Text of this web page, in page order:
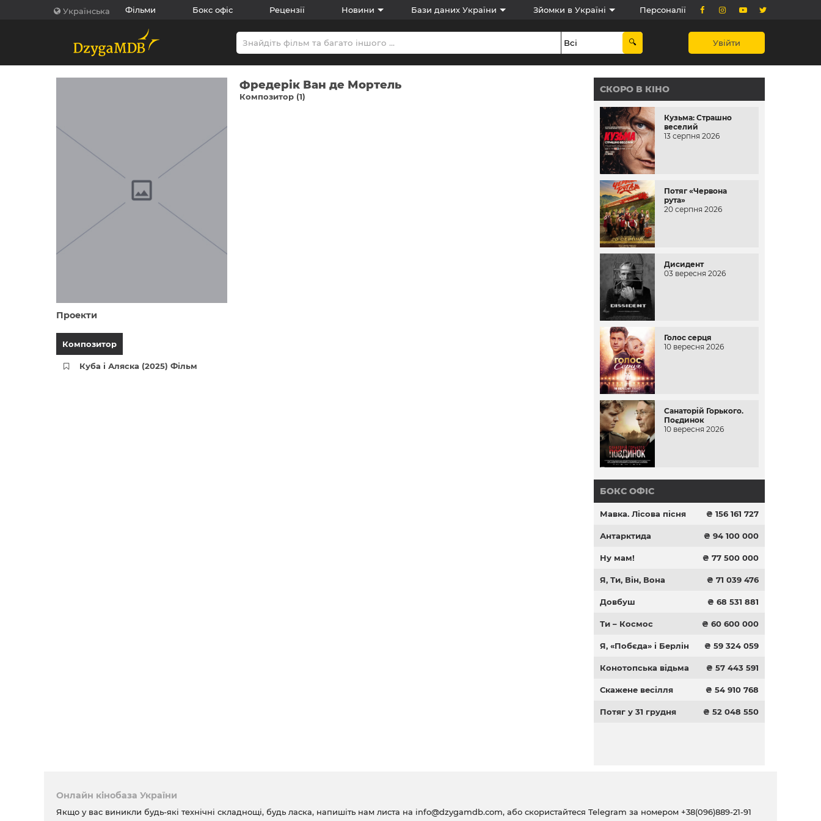
Українська Фільми Бокс офіс Рецензії Новини Бази даних України Зйомки в Україні Персоналії
Увійти
Фредерік Ван де Мортель
Композитор (1)
Проекти
Композитор
Куба і Аляска (2025) Фільм
СКОРО В КІНО
Кузьма: Страшно
веселий
13 серпня 2026
Потяг «Червона
рута»
20 серпня 2026
Дисидент
03 вересня 2026
Голос серця
10 вересня 2026
Санаторій Горького.
Поєдинок
10 вересня 2026
БОКС ОФІС
Мавка. Лісова пісня ₴ 156 161 727
Антарктида ₴ 94 100 000
Ну мам! ₴ 77 500 000
Я, Ти, Він, Вона ₴ 71 039 476
Довбуш ₴ 68 531 881
Ти – Космос ₴ 60 600 000
Я, «Побєда» і Берлін ₴ 59 324 059
Конотопська відьма ₴ 57 443 591
Скажене весілля ₴ 54 910 768
Потяг у 31 грудня ₴ 52 048 550
Онлайн кінобаза України
Якщо у вас виникли будь-які технічні складнощі, будь ласка, напишіть нам листа на info@dzygamdb.com, або скористайтеся Telegram за номером +38(096)889-21-91